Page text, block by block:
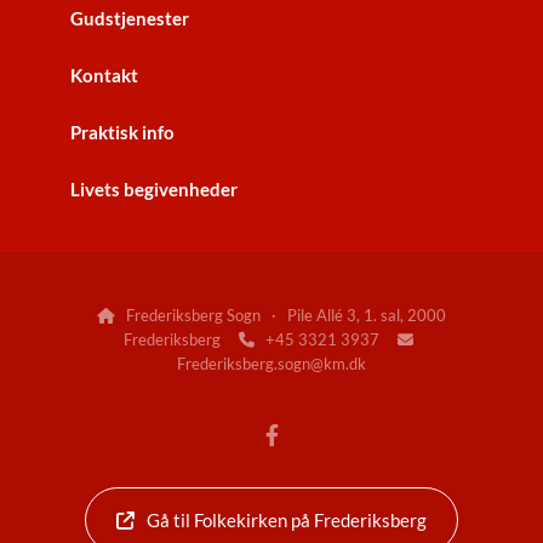
Gudstjenester
Kontakt
Praktisk info
Livets begivenheder

Frederiksberg Sogn · Pile Allé 3, 1. sal, 2000
Frederiksberg
+45 3321 3937 
Frederiksberg.sogn@km.dk
Gå til Folkekirken på Frederiksberg